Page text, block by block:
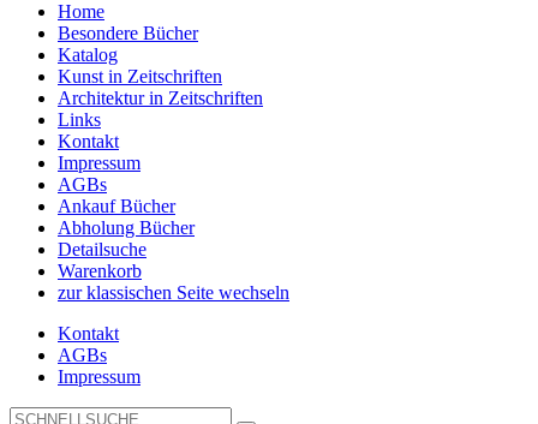
Home
Besondere Bücher
Katalog
Kunst in Zeitschriften
Architektur in Zeitschriften
Links
Kontakt
Impressum
AGBs
Ankauf Bücher
Abholung Bücher
Detailsuche
Warenkorb
zur klassischen Seite wechseln
Kontakt
AGBs
Impressum